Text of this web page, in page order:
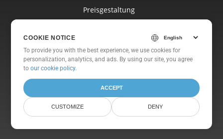
Preisgestaltung
Kostenlose Beratung
Websites
Um
COOKIE NOTICE
To provide you with the best experience, we use cookies for
personalization, analytics, and ads. By using our site, you agree
toour cookie policy.
ACCEPT
CUSTOMIZE DENY